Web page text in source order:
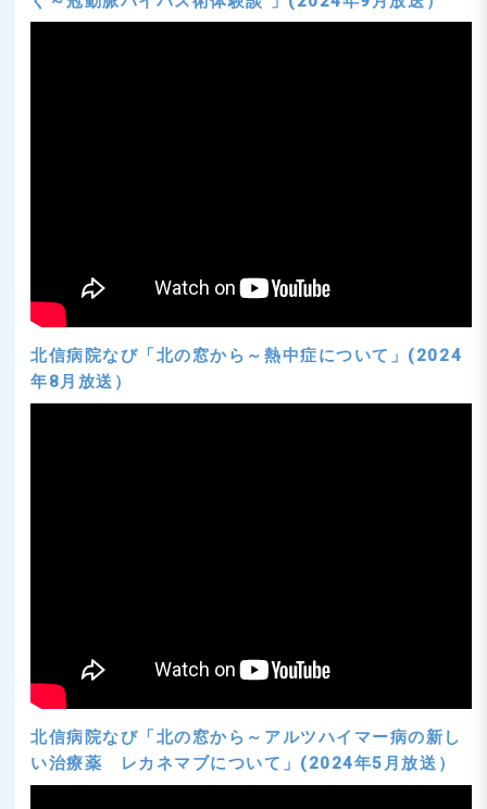
北信病院なび「北の窓から～熱中症について」(2024
年8月放送）
北信病院なび「北の窓から～アルツハイマー病の新し
い治療薬 レカネマブについて」(2024年5月放送）